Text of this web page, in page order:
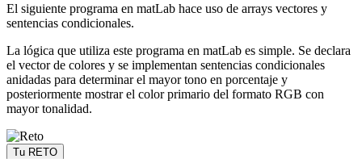
El siguiente programa en matLab hace uso de arrays vectores y
sentencias condicionales.
La lógica que utiliza este programa en matLab es simple. Se declara
el vector de colores y se implementan sentencias condicionales
anidadas para determinar el mayor tono en porcentaje y
posteriormente mostrar el color primario del formato RGB con
mayor tonalidad.
Tu RETO